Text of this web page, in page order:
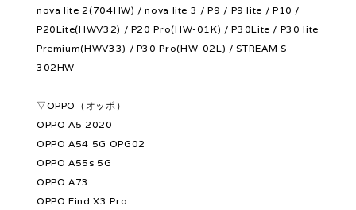
nova lite 2(704HW) / nova lite 3 / P9 / P9 lite / P10 /
P20Lite(HWV32) / P20 Pro(HW-01K) / P30Lite / P30 lite
Premium(HWV33) / P30 Pro(HW-02L) / STREAM S
302HW
▽OPPO（オッポ）
OPPO A5 2020
OPPO A54 5G OPG02
OPPO A55s 5G
OPPO A73
OPPO Find X3 Pro